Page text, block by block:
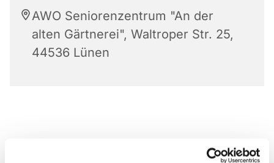
AWO Seniorenzentrum "An der
alten Gärtnerei", Waltroper Str. 25,
44536 Lünen